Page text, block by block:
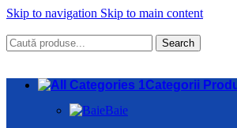
Skip to navigation Skip to main content
Search
Categorii
Baie